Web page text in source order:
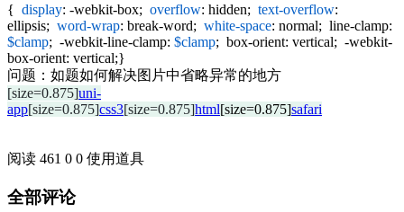
{ display: -webkit-box; overflow: hidden; text-overflow:
ellipsis; word-wrap: break-word; white-space: normal; line-clamp:
$clamp; -webkit-line-clamp: $clamp; box-orient: vertical; -webkit-
box-orient: vertical;}
问题：如题如何解决图片中省略异常的地方
[size=0.875]uni-
app[size=0.875]css3[size=0.875]html[size=0.875]safari
阅读 461 0 0 使用道具
全部评论